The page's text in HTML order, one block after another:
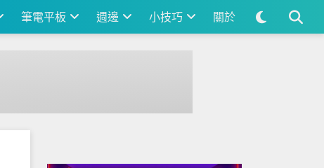
筆電平板 週邊 小技巧 關於